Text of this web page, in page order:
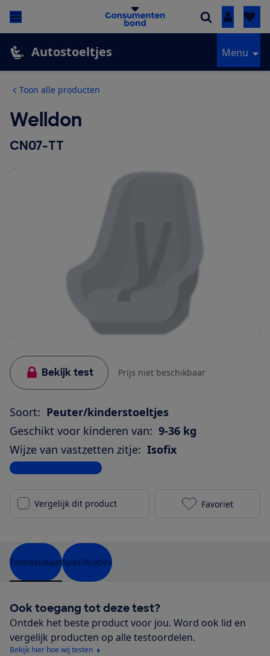
Inloggen
Autostoeltjes Menu
Toon alle producten
Welldon
CN07-TT
Bekijk test Prijs niet beschikbaar
Soort: Peuter/kinderstoeltjes
Geschikt voor kinderen van: 9-36 kg
Wijze van vastzetten zitje: Isofix
Bekijk alle specificaties
Vergelijk dit product Welldon
Favoriet
TestresultaatSpecificaties
Ook toegang tot deze test?
Ontdek het beste product voor jou. Word ook lid en
vergelijk producten op alle testoordelen.
Bekijk hier hoe wij testen